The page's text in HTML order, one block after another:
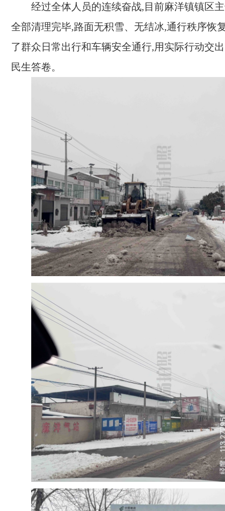
经过全体人员的连续奋战,目前麻洋镇镇区
全部清理完毕,路面无积雪、无结冰,通行秩序恢
了群众日常出行和车辆安全通行,用实际行动交
民生答卷。